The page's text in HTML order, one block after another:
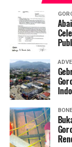
menunjukkan
kantor.
Operasi
titik vital yang
perbelanjaan.
Indogrosir,
Toko Mufida,
seputaran Kota
Kepala Satpol
menegaskan,